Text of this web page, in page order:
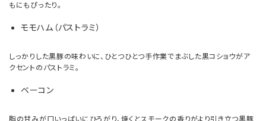
もにもぴったり。
モモハム（パストラミ）
しっかりした黒豚の味わいに、ひとつひとつ手作業でまぶした黒コショウがア
クセントのパストラミ。
ベーコン
脂の甘みが口いっぱいにひろがり、焼くとスモークの香りがより引き立つ黒豚